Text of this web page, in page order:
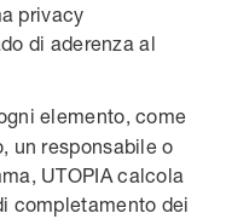
privacy
di aderenza al
elemento, come
un responsabile o
UTOPIA calcola
completamento dei